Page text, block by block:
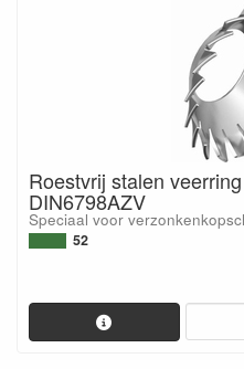
Roestvrij stalen
DIN6798AZV
Speciaal voor
52